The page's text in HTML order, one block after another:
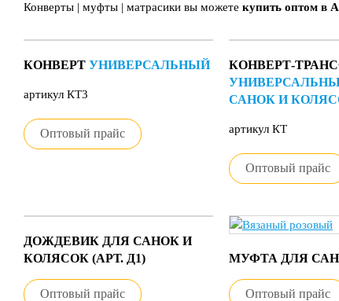
Конверты | муфты | матрасики вы можете купить оптом в
КОНВЕРТ УНИВЕРСАЛЬНЫЙ
артикул КТ3
Оптовый прайс
КОНВЕРТ-
САНОК И
артикул КТ
Оптовый прайс
ДОЖДЕВИК ДЛЯ САНОК И
КОЛЯСОК (АРТ. Д1)
Оптовый прайс
МУФТА ДЛЯ
Оптовый прайс